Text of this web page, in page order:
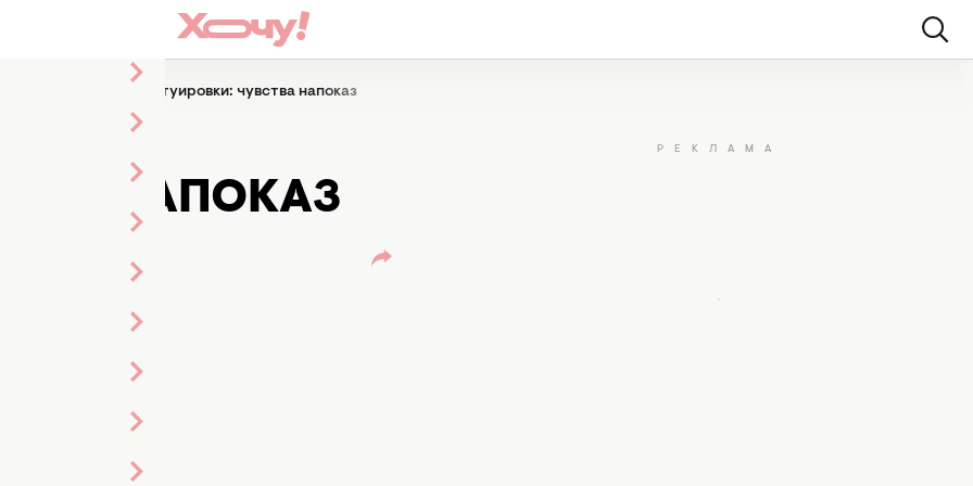
звезды делают татуировки: чувства напоказ
НАПОКАЗ